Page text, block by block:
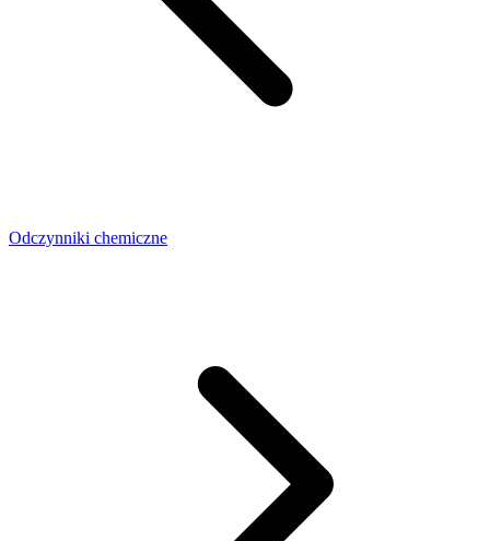
Odczynniki chemiczne